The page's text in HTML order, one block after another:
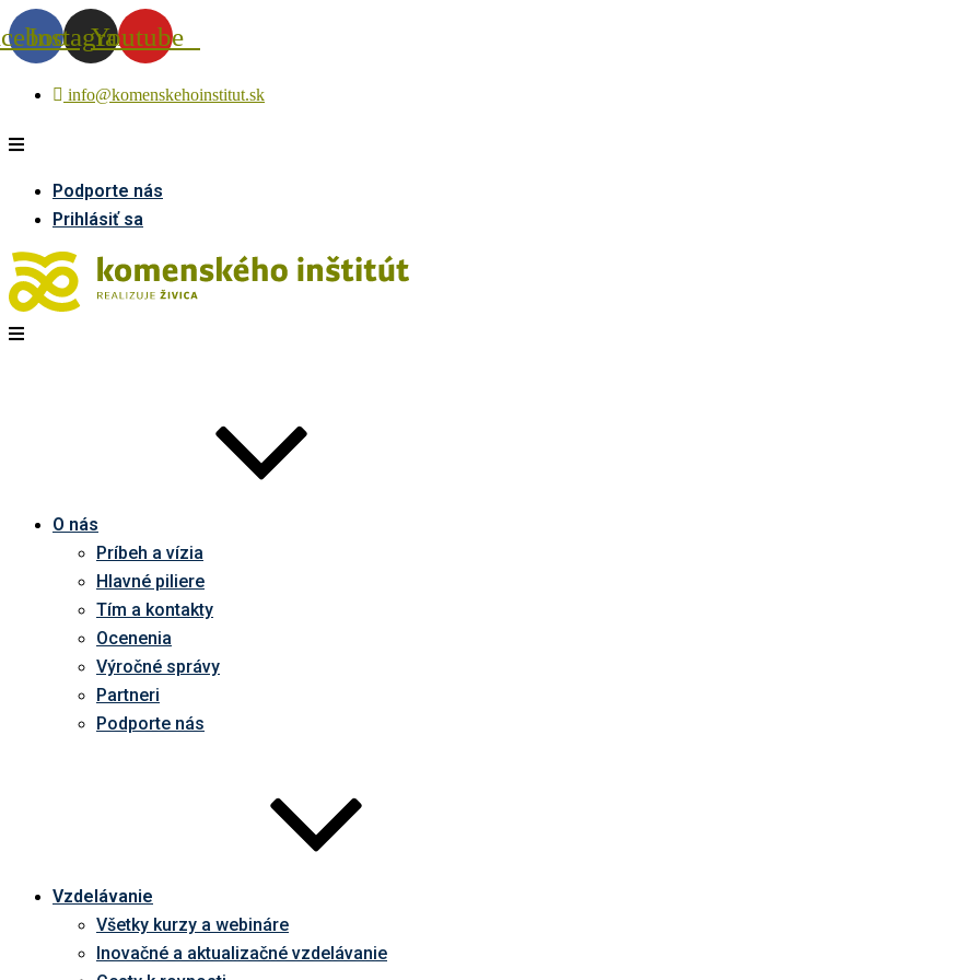
InstagramYoutube
info@komenskehoinstitut.sk
Podporte nás
Prihlásiť sa
O nás
Príbeh a vízia
Hlavné piliere
Tím a kontakty
Ocenenia
Výročné správy
Partneri
Podporte nás
Vzdelávanie
Všetky kurzy a webináre
Inovačné a aktualizačné vzdelávanie